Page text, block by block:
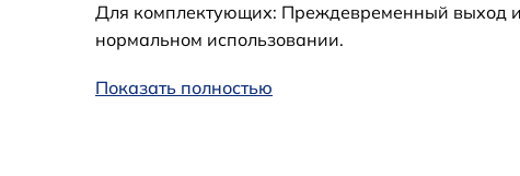
Для комплектующих: Преждевременный выход
нормальном использовании.
Показать полностью